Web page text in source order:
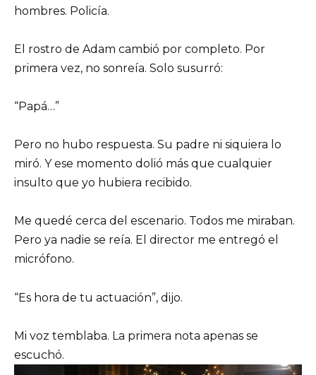
hombres. Policía.
El rostro de Adam cambió por completo. Por
primera vez, no sonreía. Solo susurró:
“Papá…”
Pero no hubo respuesta. Su padre ni siquiera lo
miró. Y ese momento dolió más que cualquier
insulto que yo hubiera recibido.
Me quedé cerca del escenario. Todos me miraban.
Pero ya nadie se reía. El director me entregó el
micrófono.
“Es hora de tu actuación”, dijo.
Mi voz temblaba. La primera nota apenas se
escuchó.